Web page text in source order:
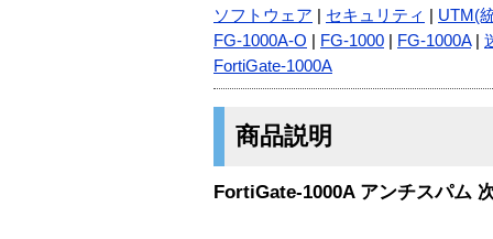
ソフトウェア セキュリティ
UTM(
FG-1000A-O
FG-1000 FG-1000A|
FortiGate-1000A
商品説明
FortiGate-1000A アンチスパム